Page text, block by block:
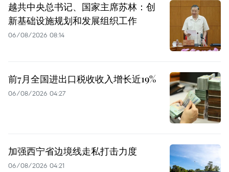
越共中央总书记、国家主席苏林：创
新基础设施规划和发展组织工作
06/08/2026 08:14
前7月全国进出口税收收入增长近19%
06/08/2026 04:27
加强西宁省边境线走私打击力度
06/08/2026 04:21